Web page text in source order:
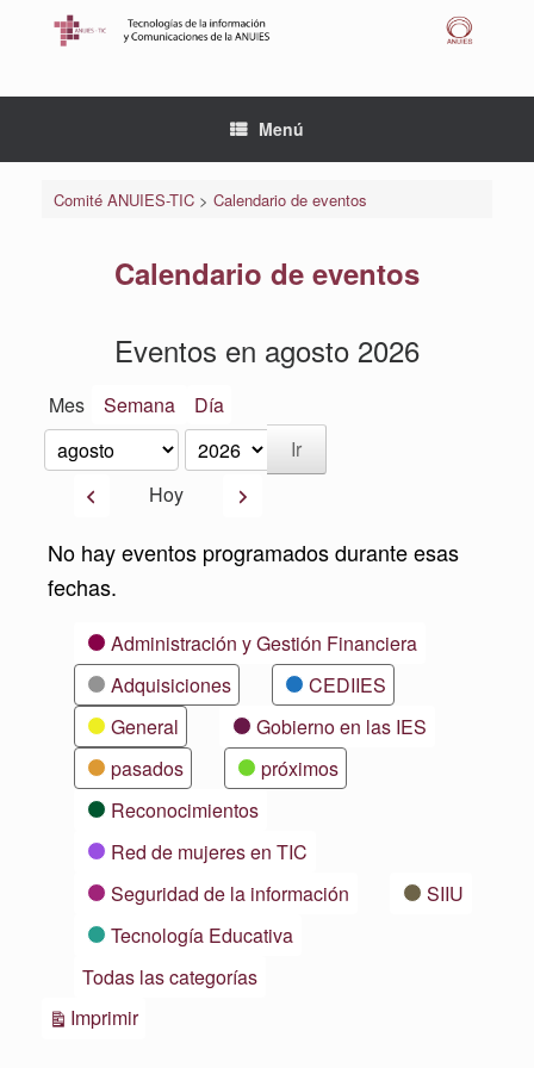
Menú
Comité ANUIES-TIC> Calendario de eventos
Calendario de eventos
Eventos en agosto 2026
Mes Semana Día
Mes
Año
AnteriorHoy Siguiente
No hay eventos programados durante esas
fechas.
CategoríasAdministración y Gestión Financiera
Adquisiciones
CEDIIES
General
Gobierno en las IES
pasados
próximos
Reconocimientos
Red de mujeres en TIC
Seguridad de la información
SIIU
Tecnología Educativa
Todas las categorías
ImprimirVistas